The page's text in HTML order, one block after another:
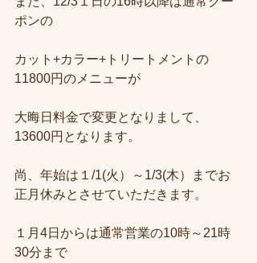
ポンの
カット+カラー+トリートメントの
11800円のメニューが
大晦日料金で変更となりまして、
13600円となります。
尚、年始は１/1(火）～1/3(木）までお
正月休みとさせていただきます。
１月4日からは通常営業の10時～21時
30分まで